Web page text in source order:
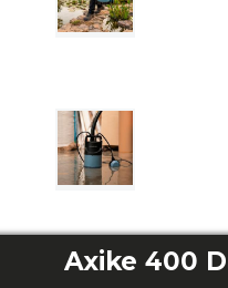
Axike 400